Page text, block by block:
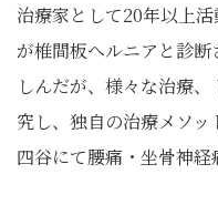
治療家として20年以上
が椎間板へルニアと診
しんだが、様々な治療
究し、独自の治療メソ
四谷にて腰痛・坐骨神経